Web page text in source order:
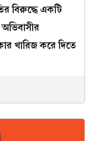
বিরুদ্ধে একটি
খারিজ করে দিতে